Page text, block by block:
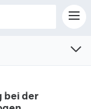
Regelung der
von Samen
bei der